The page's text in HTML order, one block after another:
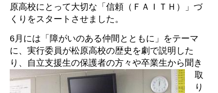
原高校にとって大切な「信頼（ＦＡＩＴＨ）」づ
くりをスタートさせました。
6月には「障がいのある仲間とともに」をテーマ
に、実行委員が松原高校の歴史を劇で説明した
り、 自立支援生の保護者の方々や卒業生から聞き
取
り